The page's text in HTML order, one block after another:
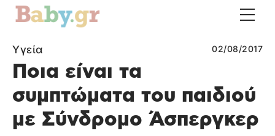
Υγεία 02/08/2017
Ποια είναι τα
συμπτώματα του παιδιού
με Σύνδρομο Άσπεργκερ